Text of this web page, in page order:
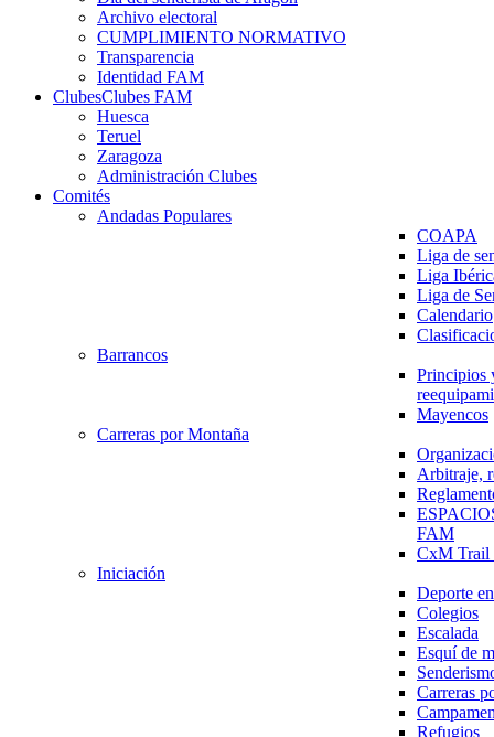
Archivo electoral
CUMPLIMIENTO NORMATIVO
Transparencia
Identidad FAM
ClubesClubes FAM
Huesca
Teruel
Zaragoza
Administración Clubes
Comités
Andadas Populares
COAPA
Liga de
Liga
Liga de
Calendario
Barrancos
Principios
Mayencos
Carreras por Montaña
Arbitraje,
FAM
CxM
Iniciación
Deporte
Colegios
Escalada
Esquí de
Carreras
Refugios